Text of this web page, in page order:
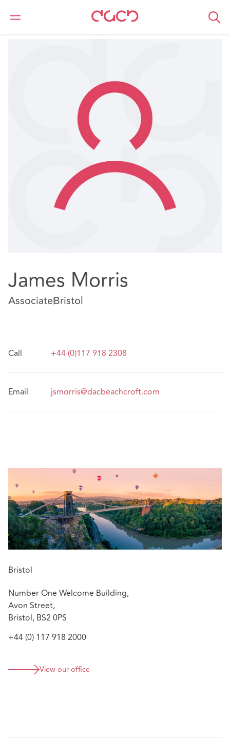
DAC Beachcroft Notre Équipe
James Morris
AssociateBristol
Call +44 (0)117 918 2308
Email jsmorris@dacbeachcroft.com
Bristol
Number One Welcome Building,
Avon Street,
Bristol, BS2 0PS
+44 (0) 117 918 2000
View our office